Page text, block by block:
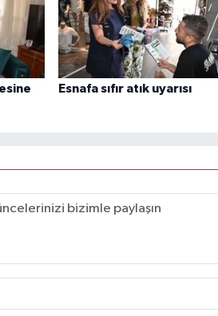
Esnafa sıfır atık uyarısı